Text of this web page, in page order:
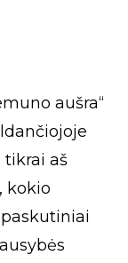
aušra“
aš
kokio